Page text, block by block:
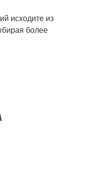
исходите из
более